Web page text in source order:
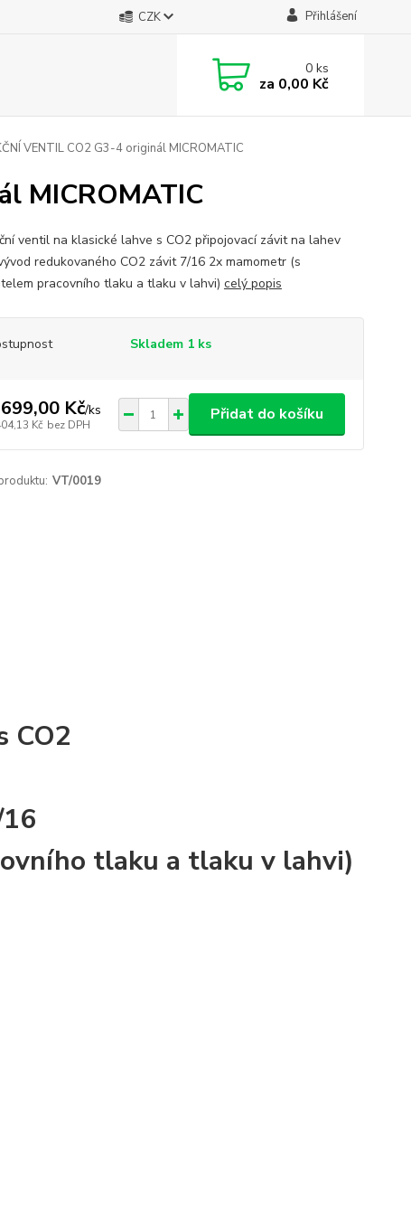
CZK Přihlášení
0ks
za 0,00 Kč
VENTIL CO2 G3-4 originál MICROMATIC
MICROMATIC
ventil na klasické lahve s CO2 připojovací závit na lahev
redukovaného CO2 závit 7/16 2x mamometr (s
pracovního tlaku a tlaku v lahvi) celý popis
Skladem 1 ks
Kč/ks
Kč bez DPH
Přidat do košíku
VT/0019
CO2
tlaku a tlaku v lahvi)